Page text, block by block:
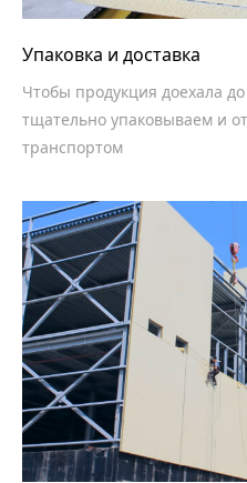
Упаковка и доставка
Чтобы продукция доехала
тщательно упаковываем и
транспортом